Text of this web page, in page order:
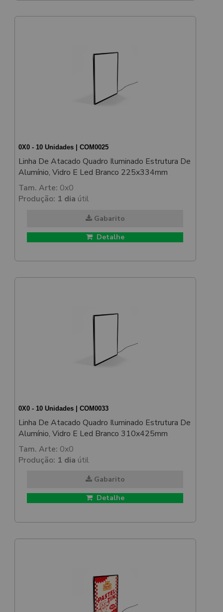
0X0 - 10 Unidades | COM0025
Linha De Atacado Quadro Iluminado Estrutura De
Alumínio, Vidro E Led Branco 225x334mm
Tam. Arte: 0x0
Produção: 1 dia útil
Gabarito
Detalhe
0X0 - 10 Unidades | COM0033
Linha De Atacado Quadro Iluminado Estrutura De
Alumínio, Vidro E Led Branco 310x425mm
Tam. Arte: 0x0
Produção: 1 dia útil
Gabarito
Detalhe